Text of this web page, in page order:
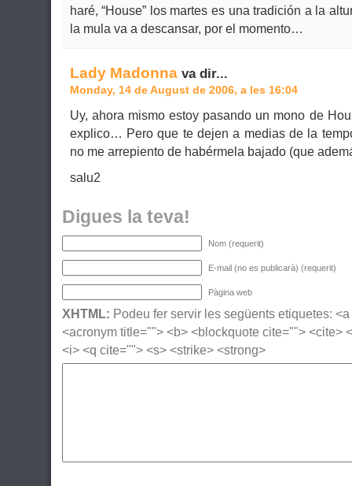
haré, “House” los martes es una tradición a la
la mula va a descansar, por el momento…
Lady Madonnava dir...
Monday, 14 de August de 2006, a les 16:04
Uy, ahora mismo estoy pasando un mono de
explico… Pero que te dejen a medias de la
no me arrepiento de habérmela bajado (que
salu2
Digues la teva!
Nom (requerit)
E-mail (no es publicarà) (requerit)
Pàgina web
XHTML: Podeu fer servir les següents etiquetes:
<acronym title=""> <b> <blockquote cite=""> <cite>
<i> <q cite=""> <s> <strike> <strong>